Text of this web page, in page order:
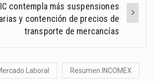
contempla más suspensiones
y contención de precios de
transporte de mercancías
Laboral Resumen INCOMEX